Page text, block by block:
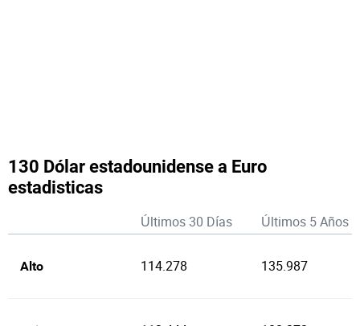
130 Dólar estadounidense a Euro
estadisticas
Últimos 30 Días Últimos 5 Años
Alto 114.278 135.987